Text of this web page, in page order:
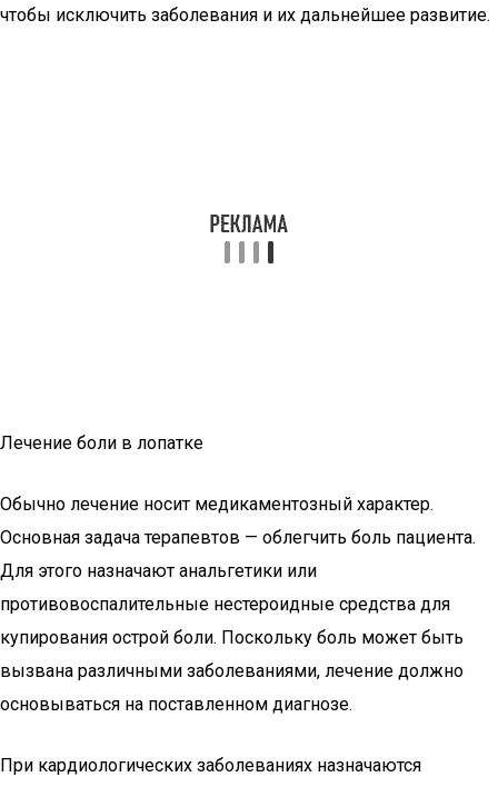
чтобы исключить заболевания и их дальнейшее развитие.
Лечение боли в лопатке
Обычно лечение носит медикаментозный характер.
Основная задача терапевтов — облегчить боль пациента.
Для этого назначают анальгетики или
противовоспалительные нестероидные средства для
купирования острой боли. Поскольку боль может быть
вызвана различными заболеваниями, лечение должно
основываться на поставленном диагнозе.
При кардиологических заболеваниях назначаются